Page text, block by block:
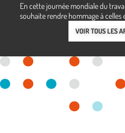
En cette journée mondiale du
souhaite rendre hommage à celles
VOIR TOUS LES